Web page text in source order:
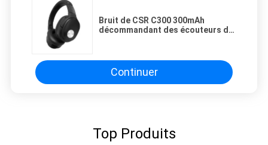
Bruit de CSR C300 300mAh
décommandant des écouteurs de
Continuer
Top Produits